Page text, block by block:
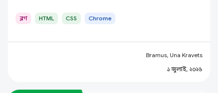
ব্লগ HTML CSS Chrome
Bramus, Una Kravets
১ জুলাই, ২০২৬